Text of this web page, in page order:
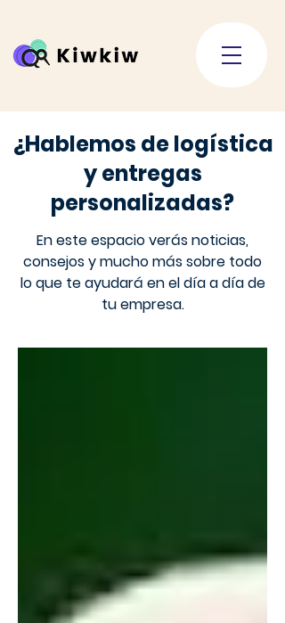
¿Hablemos de logística
y entregas
personalizadas?
En este espacio verás noticias,
consejos y mucho más sobre todo
lo que te ayudará en el día a día de
tu empresa.